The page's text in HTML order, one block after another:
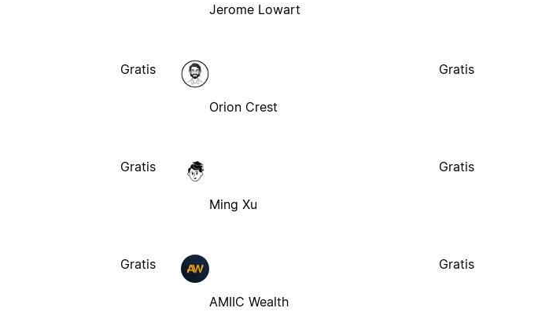
Jerome Lowart
Gratis
Orion Crest
Gratis
Gratis
Ming Xu
Gratis
Gratis
AMIIC Wealth
Gratis